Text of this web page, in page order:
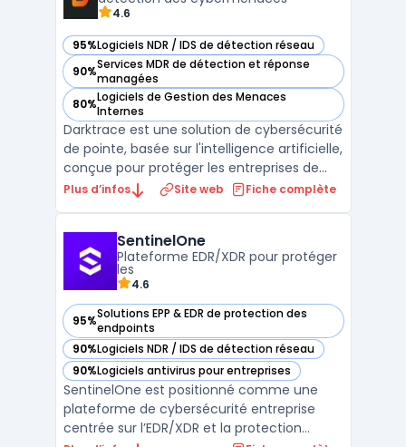
4.6
95%Logiciels NDR / IDS de détection réseau
— voir Darktrace dans cette catégorie
90%Services MDR de détection et réponse
managées
— voir Darktrace dans cette catégorie
80%Logiciels de Gestion des Menaces
Internes
— voir Darktrace dans cette catégorie
Darktrace est une solution de cybersécurité
de pointe, basée sur l'intelligence artificielle,
conçue pour protéger les entreprises de
toutes tailles contre des menaces
Darktrace est capable d'identifier des
anomalies et ...
Plus d’infos Site web Fiche complète
SentinelOne
Plateforme EDR/XDR pour protéger
les
4.6
95%Solutions EPP & EDR de protection des
endpoints
— voir SentinelOne dans cette catégorie
90%Logiciels NDR / IDS de détection réseau
— voir SentinelOne dans cette catégorie
90%Logiciels antivirus pour entreprises
— voir SentinelOne dans cette catégorie
SentinelOne est positionné comme une
plateforme de cybersécurité entreprise
centrée sur l’EDR/XDR et la protection